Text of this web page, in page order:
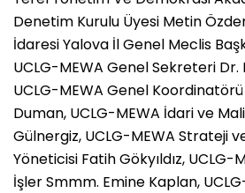
Denetim Kurulu Üyesi Metin
İdaresi Yalova İl Genel Meclis
UCLG-MEWA Genel Sekreteri
UCLG-MEWA Genel
Duman, UCLG-MEWA İdari ve
Gülnergiz, UCLG-MEWA Strateji
Yöneticisi Fatih Gökyıldız, UCLG-
İşler Smmm. Emine Kaplan,